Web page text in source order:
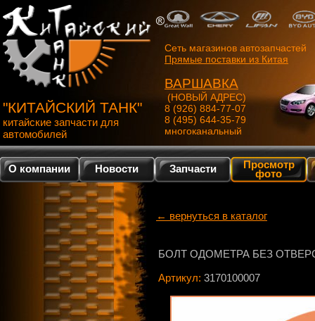
"КИТАЙСКИЙ ТАНК"
китайские запчасти для
автомобилей
Сеть магазинов автозапчастей
Прямые поставки из Китая
ВАРШАВКА
(НОВЫЙ АДРЕС)
8 (926) 884-77-07
8 (495) 644-35-79
многоканальный
О компании Новости Запчасти Просмотр
фото
← вернуться в каталог
БОЛТ ОДОМЕТРА БЕЗ
Артикул: 3170100007